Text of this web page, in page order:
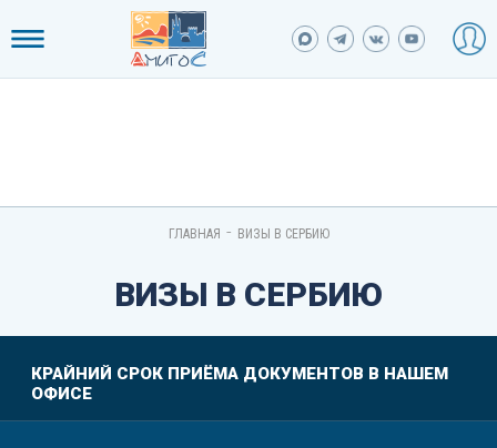
ГЛАВНАЯ - ВИЗЫ В СЕРБИЮ
ВИЗЫ В СЕРБИЮ
КРАЙНИЙ СРОК ПРИЁМА ДОКУМЕНТОВ В НАШЕМ
ОФИСЕ